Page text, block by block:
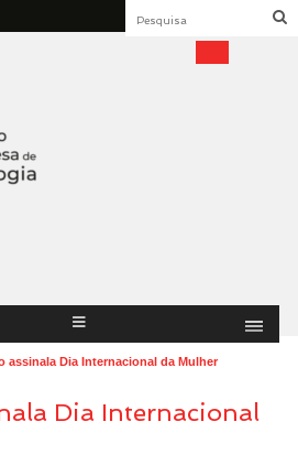
Portuguesa
assinala Dia Internacional da Mulher
Dia Internacional